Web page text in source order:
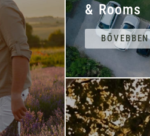
& Rooms
BŐVEBBEN